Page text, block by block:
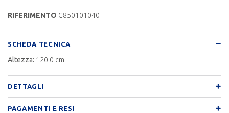
RIFERIMENTO G850101040
SCHEDA TECNICA
Altezza: 120.0 cm.
DETTAGLI
PAGAMENTI E RESI